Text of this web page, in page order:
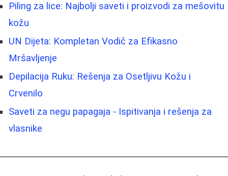
Piling za lice: Najbolji saveti i proizvodi za mešovitu
kožu
UN Dijeta: Kompletan Vodič za Efikasno
Mršavljenje
Depilacija Ruku: Rešenja za Osetljivu Kožu i
Crvenilo
Saveti za negu papagaja - Ispitivanja i rešenja za
vlasnike